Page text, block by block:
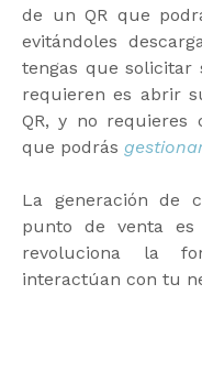
de un QR que
evitándoles
tengas que solicitar
requieren es abrir
QR, y no requieres
que podrás
La generación de
punto de venta
revoluciona la
interactúan con tu